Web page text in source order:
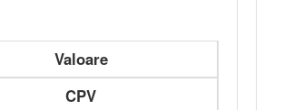
Valoare
CPV